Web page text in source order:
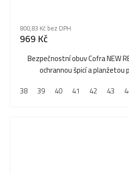
produktu
je
5,0
hvězdiček.
800,83 Kč bez DPH
969 Kč
Bezpečnostní obuv Cofra NEW
ochrannou špicí a
38
39 40 41 42 43